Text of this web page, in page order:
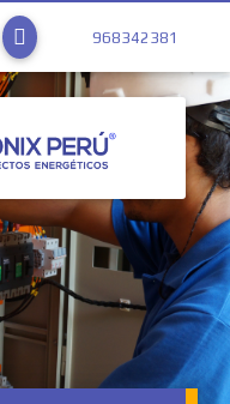
968342381